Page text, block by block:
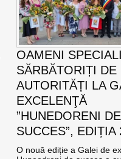
OAMENI SPECIALI
SĂRBĂTORIȚI DE
AUTORITĂȚI LA
EXCELENŢĂ
”HUNEDORENI DE
SUCCES”, EDIȚIA
O nouă ediție a Galei de